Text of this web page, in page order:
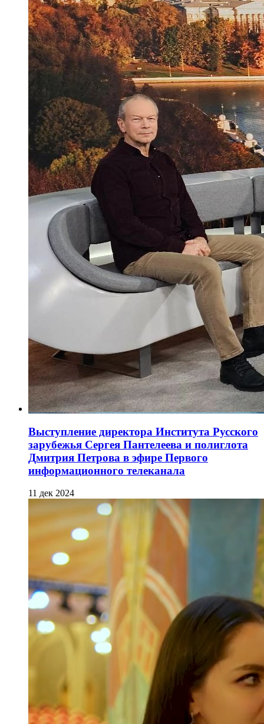
Выступление директора Института Русского
зарубежья Сергея Пантелеева и полиглота
Дмитрия Петрова в эфире Первого
информационного телеканала
11 дек 2024